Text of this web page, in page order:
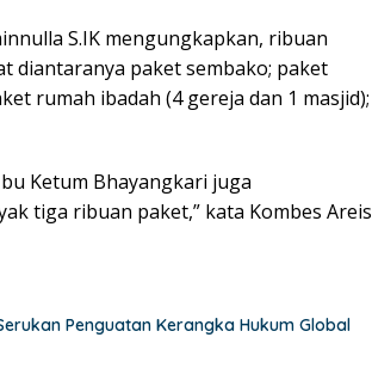
S.IK mengungkapkan, ribuan
diantaranya paket sembako; paket
rumah ibadah (4 gereja dan 1 masjid);
Ketum Bhayangkari juga
tiga ribuan paket,” kata Kombes Areis
Penguatan Kerangka Hukum Global